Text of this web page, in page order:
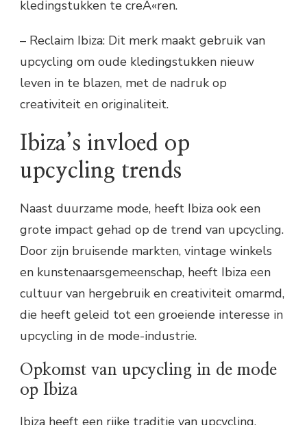
kledingstukken te creÃ«ren.
– Reclaim Ibiza: Dit merk maakt gebruik van
upcycling om oude kledingstukken nieuw
leven in te blazen, met de nadruk op
creativiteit en originaliteit.
Ibiza’s invloed op
upcycling trends
Naast duurzame mode, heeft Ibiza ook een
grote impact gehad op de trend van upcycling.
Door zijn bruisende markten, vintage winkels
en kunstenaarsgemeenschap, heeft Ibiza een
cultuur van hergebruik en creativiteit omarmd,
die heeft geleid tot een groeiende interesse in
upcycling in de mode-industrie.
Opkomst van upcycling in de mode
op Ibiza
Ibiza heeft een rijke traditie van upcycling,